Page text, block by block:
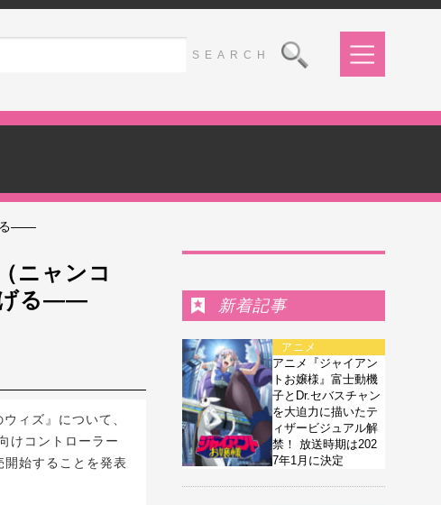
る――
ニャンコ
げる――
ィズ』について、
けコントローラー
始することを発表
新着記事
アニメ
アニメ『ジャイアン
トお嬢様』富士動機
子とDr.セバスチャン
を大迫力に描いたテ
ィザービジュアル解
禁！ 放送時期は202
7年1月に決定